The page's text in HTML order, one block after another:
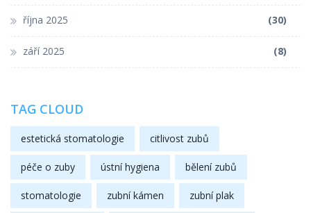
října 2025 (30)
září 2025 (8)
TAG CLOUD
estetická stomatologie citlivost zubů
péče o zuby ústní hygiena bělení zubů
stomatologie zubní kámen zubní plak